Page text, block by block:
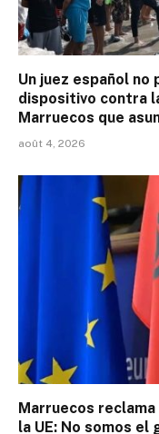
Un juez español
dispositivo contra
Marruecos que
août 4, 2026
Marruecos
la UE: No somos el